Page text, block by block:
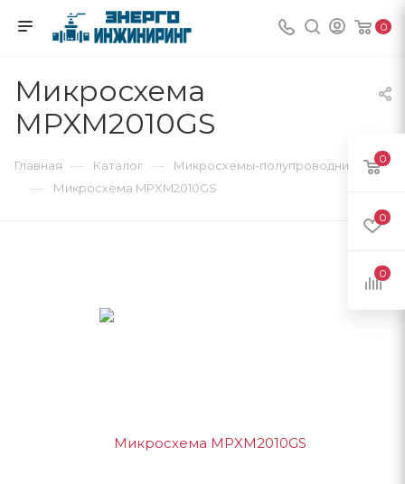
0
Микросхема
MPXM2010GS
Главная — Каталог — Микросхемы-полупроводники
— Микросхема MPXM2010GS
0
0
0